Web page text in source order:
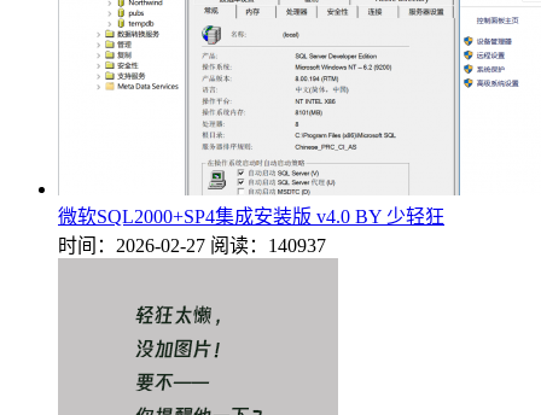
微软SQL2000+SP4集成安装版 v4.0 BY 少轻狂
时间：2026-02-27 阅读：140937